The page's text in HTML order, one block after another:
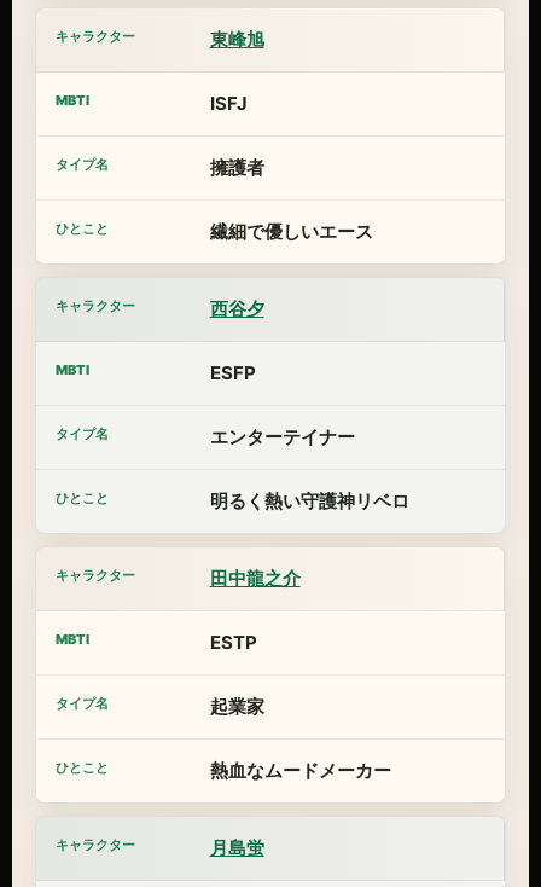
東峰旭
ISFJ
擁護者
繊細で優しいエース
西谷夕
ESFP
エンターテイナー
明るく熱い守護神リベロ
田中龍之介
ESTP
起業家
熱血なムードメーカー
月島蛍